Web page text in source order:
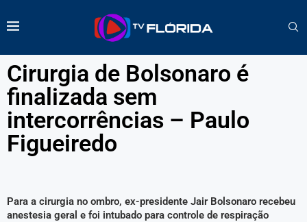
Cirurgia de Bolsonaro é
finalizada sem
intercorrências – Paulo
Figueiredo
Para a cirurgia no ombro, ex-presidente Jair Bolsonaro recebeu
anestesia geral e foi intubado para controle de respiração